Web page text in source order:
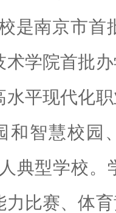
是南京市首
术学院首批
水平现代化
和智慧校园
典型学校。
力比赛、体